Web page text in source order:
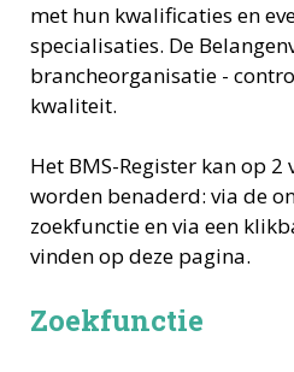
met hun kwalificaties en
specialisaties. De
brancheorganisatie -
kwaliteit.
Het BMS-Register kan op
worden benaderd: via de
zoekfunctie en via een
vinden op deze pagina.
Zoekfunctie